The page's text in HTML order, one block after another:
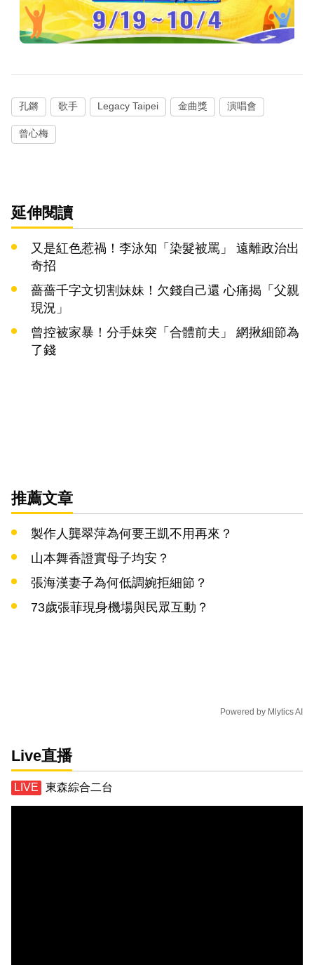
孔鏘 歌手 Legacy Taipei 金曲獎 演唱會
曾心梅
延伸閱讀
又是紅色惹禍！李泳知「染髮被罵」 遠離政治出
奇招
薔薔千字文切割妹妹！欠錢自己還 心痛揭「父親
現況」
曾控被家暴！分手妹突「合體前夫」 網揪細節為
了錢
推薦文章
製作人龔翠萍為何要王凱不用再來？
山本舞香證實母子均安？
張海漢妻子為何低調婉拒細節？
73歲張菲現身機場與民眾互動？
Powered by Mlytics AI
Live直播
東森綜合二台